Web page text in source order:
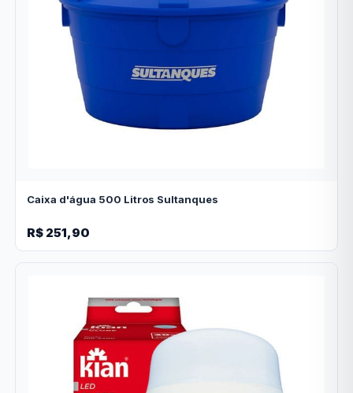
Caixa d'água 500 Litros Sultanques
R$ 251,90